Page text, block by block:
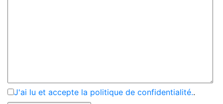
J'ai lu et accepte la politique de confidentialité..